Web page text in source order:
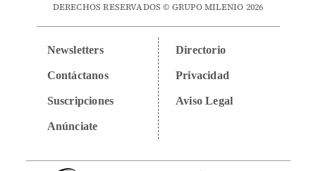
DERECHOS RESERVADOS © GRUPO MILENIO 2026
Newsletters
Contáctanos
Suscripciones
Anúnciate
Directorio
Privacidad
Aviso Legal